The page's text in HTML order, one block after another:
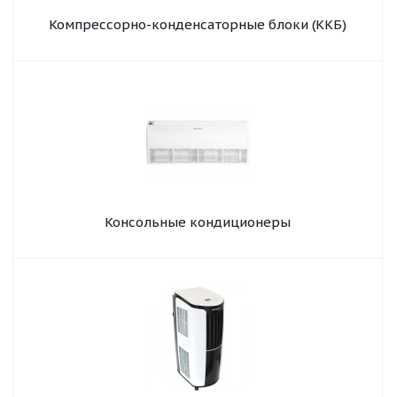
Компрессорно-конденсаторные блоки (ККБ)
Консольные кондиционеры